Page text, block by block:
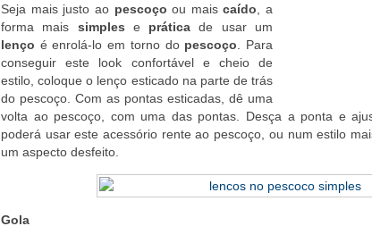
Seja mais justo ao pescoço ou maiscaído , a
forma mais simples e prática de usar um
lenço é enrolá-lo em torno do pescoço . Para
conseguir este look confortável e cheio de
estilo, coloque o lenço esticado na parte de trás
do pescoço. Com as pontas esticadas, dê uma
volta ao pescoço, com uma das pontas. Desça a ponta e
poderá usar este acessório rente ao pescoço, ou num estilo
um aspecto desfeito.
Gola